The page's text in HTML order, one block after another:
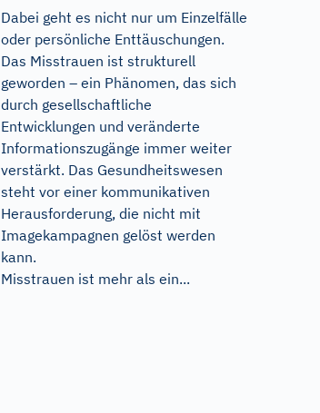
Dabei geht es nicht nur um Einzelfälle
oder persönliche Enttäuschungen.
Das Misstrauen ist strukturell
geworden – ein Phänomen, das sich
durch gesellschaftliche
Entwicklungen und veränderte
Informationszugänge immer weiter
verstärkt. Das Gesundheitswesen
steht vor einer kommunikativen
Herausforderung, die nicht mit
Imagekampagnen gelöst werden
kann.
Misstrauen ist mehr als ein...